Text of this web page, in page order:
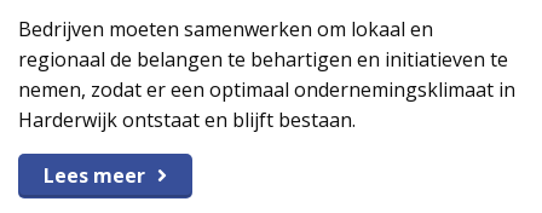
Bedrijven moeten samenwerken om lokaal en
regionaal de belangen te behartigen en initiatieven te
nemen, zodat er een optimaal ondernemingsklimaat in
Harderwijk ontstaat en blijft bestaan.
Lees meer